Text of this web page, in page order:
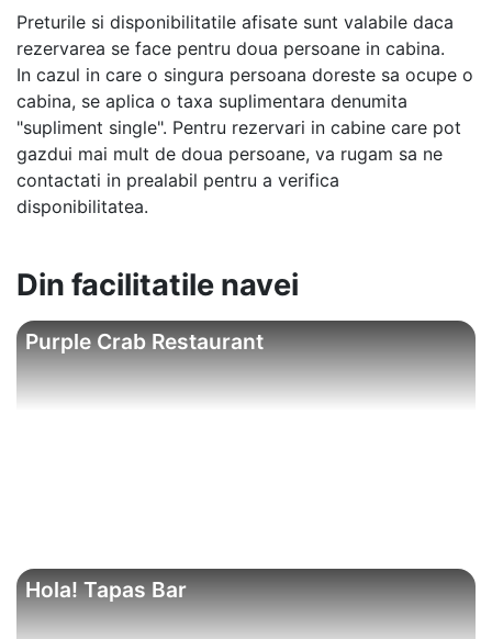
Preturile si disponibilitatile afisate sunt valabile daca
rezervarea se face pentru doua persoane in cabina.
In cazul in care o singura persoana doreste sa ocupe o
cabina, se aplica o taxa suplimentara denumita
"supliment single". Pentru rezervari in cabine care pot
gazdui mai mult de doua persoane, va rugam sa ne
contactati in prealabil pentru a verifica
disponibilitatea.
Din facilitatile navei
Purple Crab Restaurant
Hola! Tapas Bar